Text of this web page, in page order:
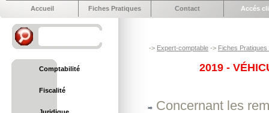
Accueil Fiches Pratiques Contact Accés
Comptabilité
Fiscalité
-> Expert-comptable -> Fiches Pratiques
2019 -
Concernant les